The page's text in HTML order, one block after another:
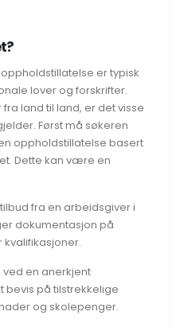
er typisk
lover og forskrifter.
land til land, er det visse
Først må søkeren
oppholdstillatelse basert
Dette kan være en
fra en arbeidsgiver i
dokumentasjon på
ved en anerkjent
bevis på tilstrekkelige
og skolepenger.